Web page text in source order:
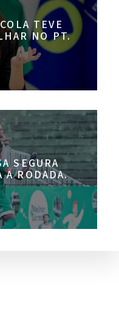
TEVE
NO PT.
SEGURA
A RODADA.